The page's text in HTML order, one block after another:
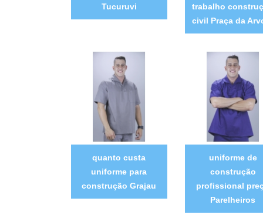
Tucuruvi
trabalho
civil Praça da
quanto custa
uniforme para
construção Grajau
uniforme de
construção
profissional
Parelheiros